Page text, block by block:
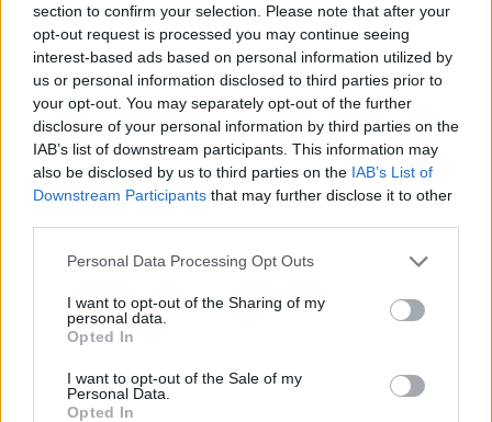
section to confirm your selection. Please note that after your
opt-out request is processed you may continue seeing
interest-based ads based on personal information utilized by
us or personal information disclosed to third parties prior to
your opt-out. You may separately opt-out of the further
disclosure of your personal information by third parties on the
IAB’s list of downstream participants. This information may
also be disclosed by us to third parties on the IAB’s List of
Downstream Participants that may further disclose it to other
Please note that this website/app uses one or more Google
not limited to your visit or usage behaviour. You may click to
grant or deny consent to Google and its third-party tags to
use your data for below specified purposes in below Google
consent section.
Personal Data Processing Opt Outs
I want to opt-out of the Sharing of my
personal data.
Opted In
I want to opt-out of the Sale of my
Personal Data.
Opted In
CSILLAGOK, HULLÓCSILLAGOK ÉS
NAPFOGYATKOZÁS: KÜLÖNLEGES CSILLAGÁSZATI
PROGRAMOK JÖNNEK GYŐRBEN ÉS NYÚLON
Három estén is az égbolt kerül a középpontba: távcsöves
megfigyelések, zenés installációk és lézeres csillagtúrák mellett
augusztus 12-én egy látványos részleges napfogyatkozást is
Szólj hozzá!